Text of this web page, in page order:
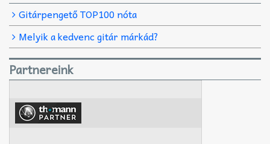
Gitárpengető TOP100 nóta
Melyik a kedvenc gitár márkád?
Partnereink